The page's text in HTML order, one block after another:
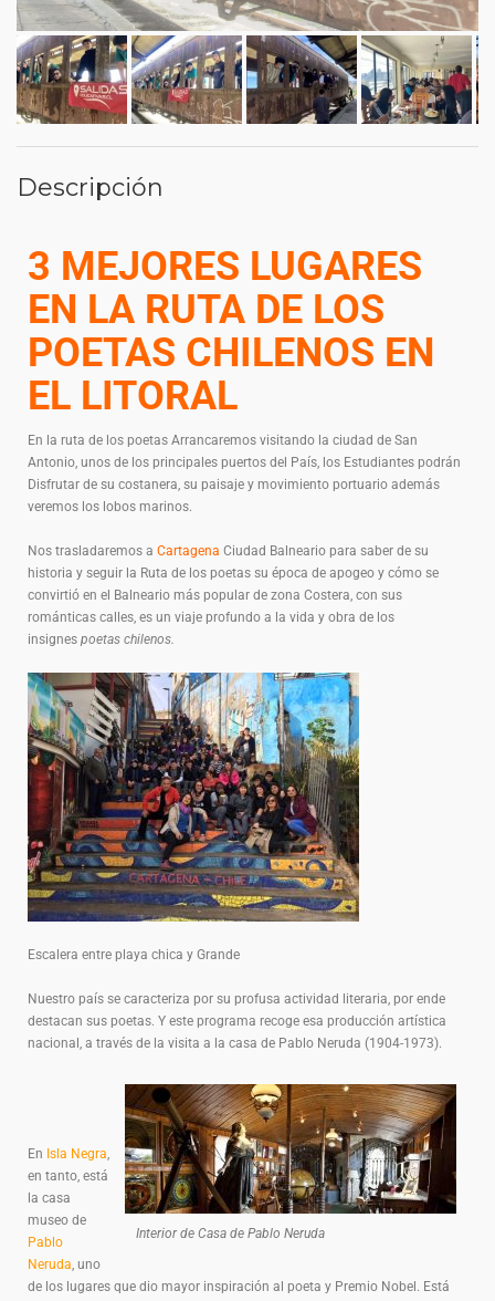
Descripción
3 MEJORES LUGARES
EN LA RUTA DE LOS
POETAS CHILENOS EN
EL LITORAL
En la ruta de los poetas Arrancaremos visitando la ciudad de San
Antonio, unos de los principales puertos del País, los Estudiantes podrán
Disfrutar de su costanera, su paisaje y movimiento portuario además
veremos los lobos marinos.
Nos trasladaremos a Cartagena Ciudad Balneario para saber de su
historia y seguir la Ruta de los poetas su época de apogeo y cómo se
convirtió en el Balneario más popular de zona Costera, con sus
románticas calles, es un viaje profundo a la vida y obra de los
insignes poetas chilenos.
Escalera entre playa chica y Grande
Nuestro país se caracteriza por su profusa actividad literaria, por ende
destacan sus poetas. Y este programa recoge esa producción artística
nacional, a través de la visita a la casa de Pablo Neruda (1904-1973).
Interior de Casa de Pablo Neruda
En Isla Negra
en tanto, está
la casa
museo de
Pablo
Neruda , uno
de los lugares que dio mayor inspiración al poeta y Premio Nobel. Está